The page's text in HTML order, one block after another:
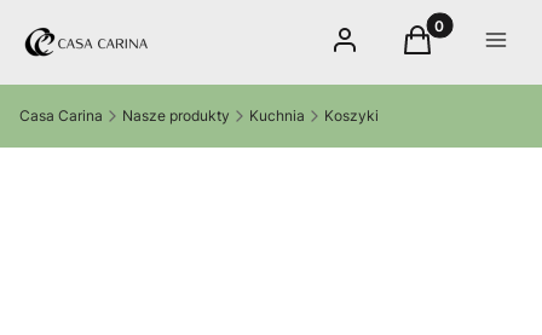
Zaloguj sięProdukty w
Koszyk Menu
Casa Carina Nasze produkty Kuchnia Koszyki